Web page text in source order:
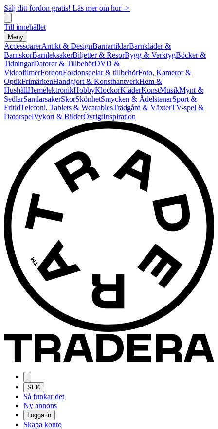
Sälj ditt fordon gratis! Läs mer om hur ->
Till innehållet
Meny
AccessoarerAntikt & DesignBarnartiklarBarnkläder &
BarnskorBarnleksakerBiljetter & ResorBygg & VerktygBöcker &
TidningarDatorer & TillbehörDVD &
VideofilmerFordonFordonsdelar & tillbehörFoto, Kameror &
OptikFrimärkenHandgjort & KonsthantverkHem &
HushållHemelektronikHobbyKlockorKläderKonstMusikMynt &
SedlarSamlarsakerSkorSkönhetSmycken & ÄdelstenarSport &
FritidTelefoni, Tablets & WearablesTrädgård & VäxterTV-spel &
DatorspelVykort & BilderÖvrigtInspiration
SEK
Så funkar det
Ny annons
Logga in
Skapa konto